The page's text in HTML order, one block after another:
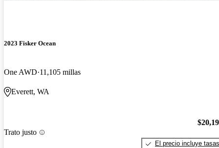
2023 Fisker Ocean
One AWD 11,105 millas
Everett, WA
Trato justo
El precio incluye tasas